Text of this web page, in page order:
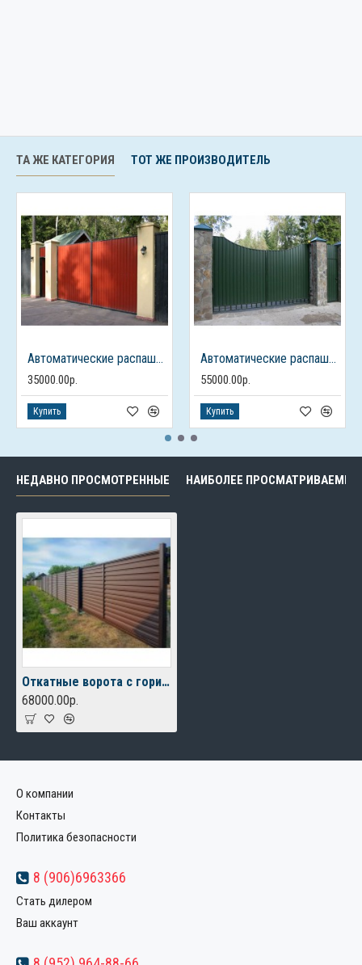
ТА ЖЕ КАТЕГОРИЯ ТОТ ЖЕ ПРОИЗВОДИТЕЛЬ
Автоматические распашные ворота из профлиста с калиткой
35000.00р.
Купить
Автоматические распашные ворота с калиткой
55000.00р.
Купить
НЕДАВНО ПРОСМОТРЕННЫЕ НАИБОЛЕЕ ПРОСМАТРИВАЕМЫЕ
Откатные ворота с горизонтальным профлистом
68000.00р.
О компании
Контакты
Политика безопасности
8 (906)6963366
Стать дилером
Ваш аккаунт